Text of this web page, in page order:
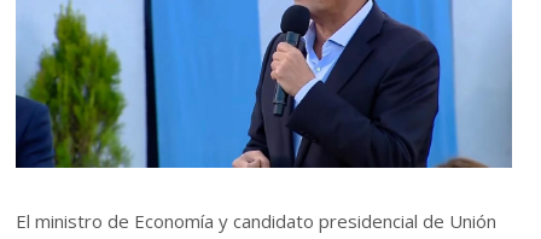
El ministro de Economía y candidato presidencial de Unión